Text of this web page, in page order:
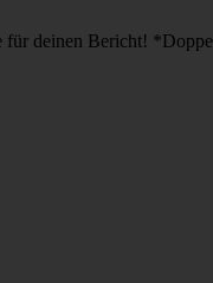
für deinen Bericht!